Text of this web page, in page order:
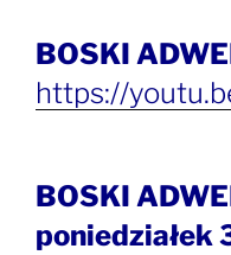
BOSKI
https://
BOSKI
poniedziałek